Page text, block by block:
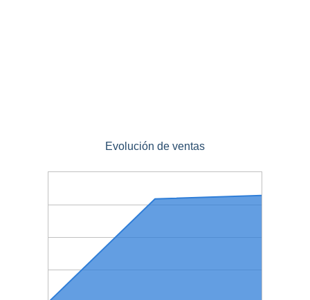
Evolución de ventas